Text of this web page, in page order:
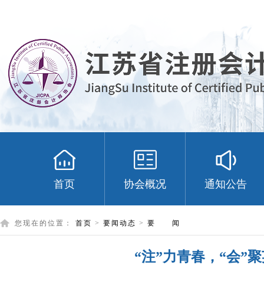
首页 协会概况 通知公告
您现在的位置： 首页 > 要闻动态 > 要 闻
“注”力青春，“会”